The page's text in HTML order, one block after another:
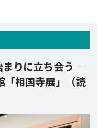
まりに立ち会う ―
「相国寺展」（読